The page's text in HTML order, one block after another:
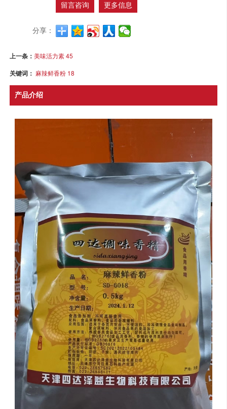
留言咨询 更多信息
分享：
上一条：美味活力素 45
关键词： 麻辣鲜香粉 18
产品介绍